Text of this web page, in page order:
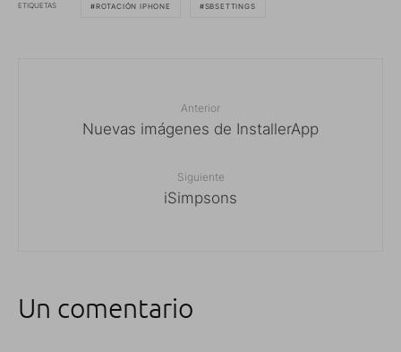
ETIQUETAS ROTACIÓN IPHONE SBSETTINGS
Anterior
Nuevas imágenes de InstallerApp
Siguiente
iSimpsons
Un comentario